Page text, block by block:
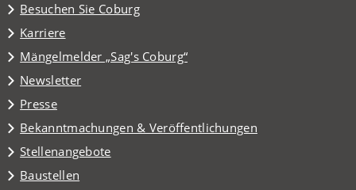
Besuchen Sie Coburg
(Öffnet
in
einem
neuen
Tab)
Karriere
Mängelmelder „Sag's Coburg“
(Öffnet
in
einem
neuen
Tab)
Newsletter
Presse
Bekanntmachungen & Veröffentlichungen
Stellenangebote
Baustellen